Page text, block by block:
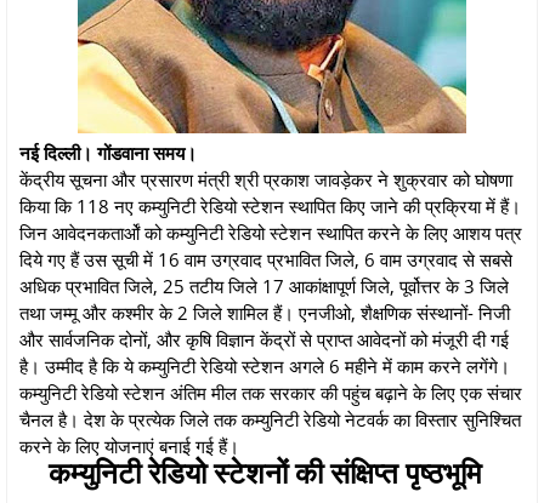
नई दिल्ली। गोंडवाना समय।
केंद्रीय सूचना और प्रसारण मंत्री श्री प्रकाश जावड़ेकर ने शुक्रवार को घोषणा
किया कि 118 नए कम्युनिटी रेडियो स्टेशन स्थापित किए जाने की प्रक्रिया में हैं।
जिन आवेदनकतार्ओं को कम्युनिटी रेडियो स्टेशन स्थापित करने के लिए आशय पत्र
दिये गए हैं उस सूची में 16 वाम उग्रवाद प्रभावित जिले, 6 वाम उग्रवाद से सबसे
अधिक प्रभावित जिले, 25 तटीय जिले 17 आकांक्षापूर्ण जिले, पूर्वोत्तर के 3 जिले
तथा जम्मू और कश्मीर के 2 जिले शामिल हैं। एनजीओ, शैक्षणिक संस्थानों- निजी
और सार्वजनिक दोनों, और कृषि विज्ञान केंद्रों से प्राप्त आवेदनों को मंजूरी दी गई
है। उम्मीद है कि ये कम्युनिटी रेडियो स्टेशन अगले 6 महीने में काम करने लगेंगे।
कम्युनिटी रेडियो स्टेशन अंतिम मील तक सरकार की पहुंच बढ़ाने के लिए एक संचार
चैनल है। देश के प्रत्येक जिले तक कम्युनिटी रेडियो नेटवर्क का विस्तार सुनिश्चित
करने के लिए योजनाएं बनाई गई हैं।
कम्युनिटी रेडियो स्टेशनों की संक्षिप्त पृष्ठभूमि